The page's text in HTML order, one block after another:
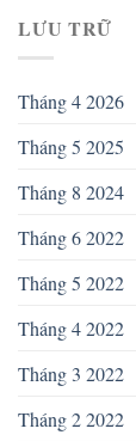
LƯU TRỮ
Tháng 4 2026
Tháng 5 2025
Tháng 8 2024
Tháng 6 2022
Tháng 5 2022
Tháng 4 2022
Tháng 3 2022
Tháng 2 2022